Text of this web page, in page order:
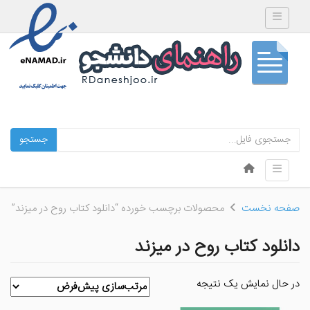
Toggle navigation
جستجو
Menu
Skip to content
Toggle navigation
صفحه نخست محصولات برچسب خورده “دانلود کتاب روح در میزند”
دانلود کتاب روح در میزند
در حال نمایش یک نتیجه